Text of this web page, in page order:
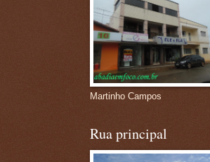
Martinho Campos
Rua principal